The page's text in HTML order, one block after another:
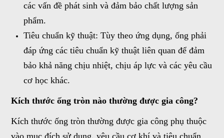
các vấn đề phát sinh và đảm bảo chất lượng sản
phẩm.
Tiêu chuẩn kỹ thuật: Tùy theo ứng dụng, ống phải
đáp ứng các tiêu chuẩn kỹ thuật liên quan để đảm
bảo khả năng chịu nhiệt, chịu áp lực và các yêu cầu
cơ học khác.
Kích thước ống tròn nào thường được gia công?
Kích thước ống tròn thường được gia công phụ thuộc
vào mục đích sử dụng, yêu cầu cơ khí và tiêu chuẩn